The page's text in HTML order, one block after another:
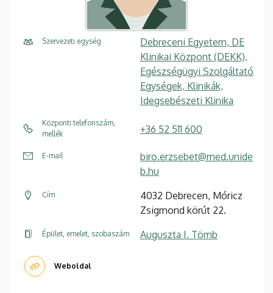
Szervezeti egység
Debreceni Egyetem, DE
Klinikai Központ (DEKK),
Egészségügyi Szolgáltató
Egységek, Klinikák,
Idegsebészeti Klinika
Központi telefonszám,
mellék
+36 52 511 600
E-mail
biro.erzsebet@med.unide
b.hu
Cím
4032 Debrecen, Móricz
Zsigmond körút 22.
Épület, emelet, szobaszám Auguszta I. Tömb
Weboldal